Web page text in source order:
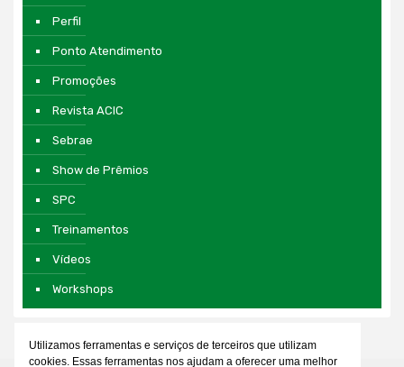
Perfil
Ponto Atendimento
Promoções
Revista ACIC
Sebrae
Show de Prêmios
SPC
Treinamentos
Vídeos
Workshops
Utilizamos ferramentas e serviços de terceiros que utilizam
cookies. Essas ferramentas nos ajudam a oferecer uma melhor